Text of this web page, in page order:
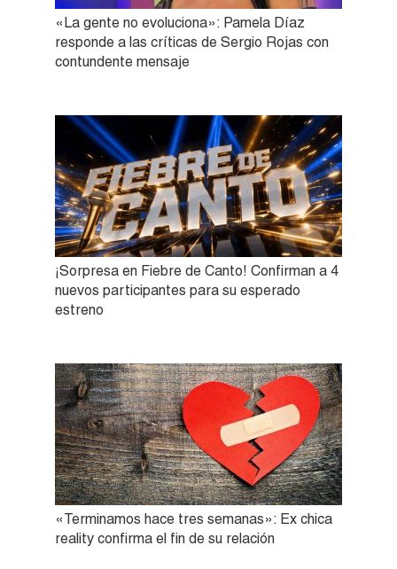
«La gente no evoluciona»: Pamela Díaz
responde a las críticas de Sergio Rojas con
contundente mensaje
¡Sorpresa en Fiebre de Canto! Confirman a 4
nuevos participantes para su esperado
estreno
«Terminamos hace tres semanas»: Ex chica
reality confirma el fin de su relación